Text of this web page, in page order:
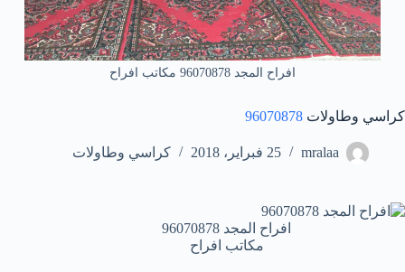
افراح المجد 96070878 مكاتب افراح
كراسي وطاولات 96070878
mralaa 25 فبراير، 2018 كراسي وطاولات
افراح المجد 96070878
مكاتب افراح